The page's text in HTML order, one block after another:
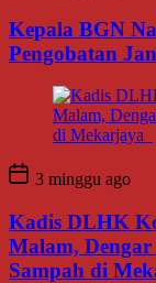
Kepala BGN
Pengobatan
3 minggu ago
Kadis DLHK
Malam,
Sampah di